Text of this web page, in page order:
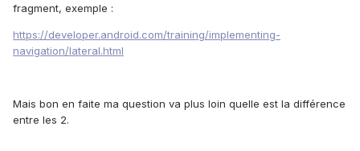
fragment, exemple :
https://developer.android.com/training/implementing-
navigation/lateral.html
Mais bon en faite ma question va plus loin quelle est la différence
entre les 2.